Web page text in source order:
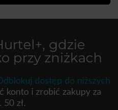
, gdzie
przy zniżkach
dostęp do niższych
konto i zrobić zakupy za
50 zł.